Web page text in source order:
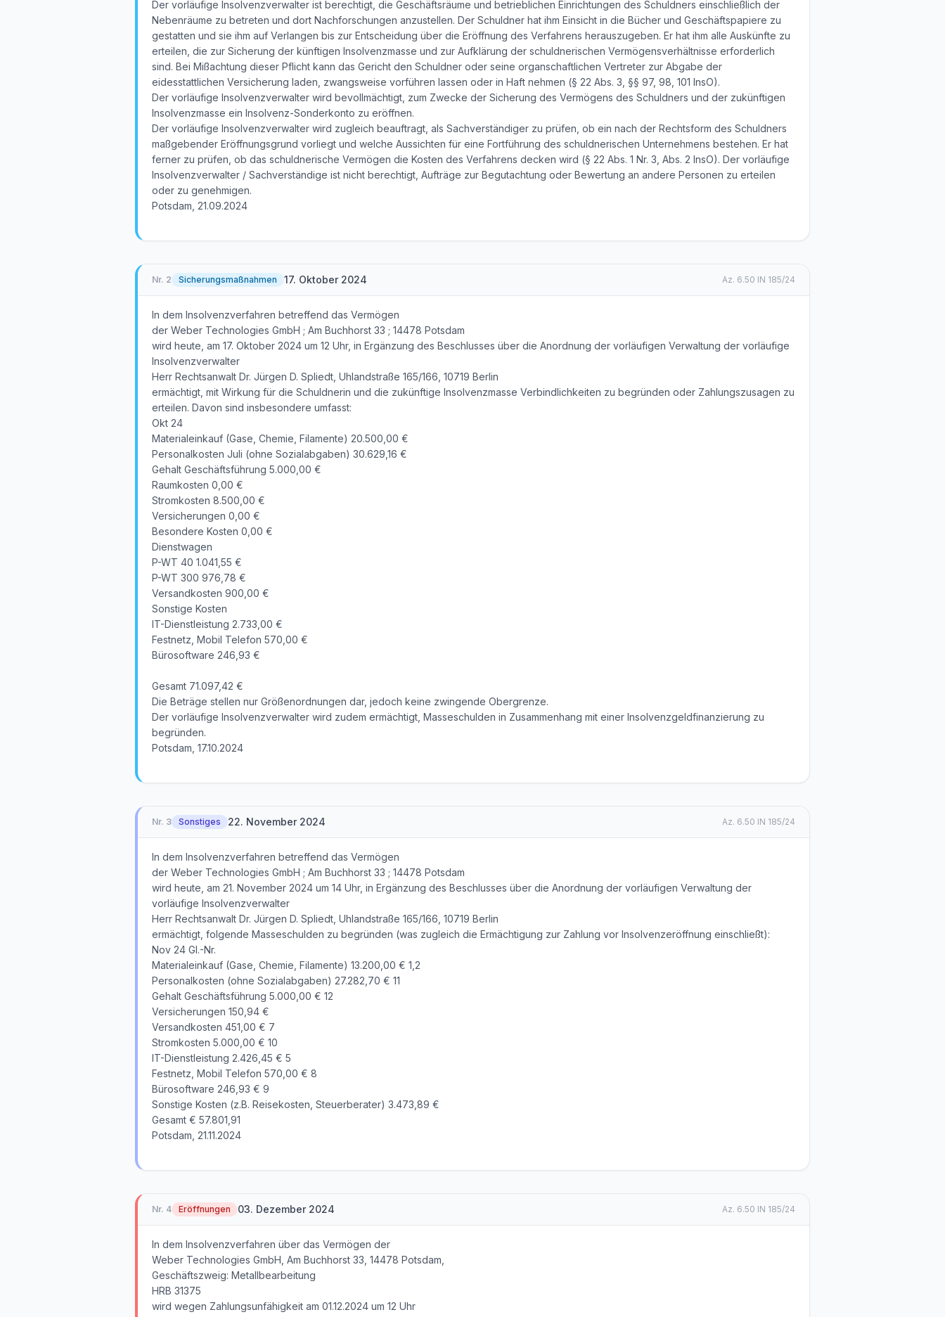
Der vorläufige Insolvenzverwalter ist berechtigt, die Geschäftsräume und betrieblichen Einrichtungen des Schuldners einschließlich der
Nebenräume zu betreten und dort Nachforschungen anzustellen. Der Schuldner hat ihm Einsicht in die Bücher und Geschäftspapiere zu
gestatten und sie ihm auf Verlangen bis zur Entscheidung über die Eröffnung des Verfahrens herauszugeben. Er hat ihm alle Auskünfte zu
erteilen, die zur Sicherung der künftigen Insolvenzmasse und zur Aufklärung der schuldnerischen Vermögensverhältnisse erforderlich
sind. Bei Mißachtung dieser Pflicht kann das Gericht den Schuldner oder seine organschaftlichen Vertreter zur Abgabe der
eidesstattlichen Versicherung laden, zwangsweise vorführen lassen oder in Haft nehmen (§ 22 Abs. 3, §§ 97, 98, 101 InsO).
Der vorläufige Insolvenzverwalter wird bevollmächtigt, zum Zwecke der Sicherung des Vermögens des Schuldners und der zukünftigen
Insolvenzmasse ein Insolvenz-Sonderkonto zu eröffnen.
Der vorläufige Insolvenzverwalter wird zugleich beauftragt, als Sachverständiger zu prüfen, ob ein nach der Rechtsform des Schuldners
maßgebender Eröffnungsgrund vorliegt und welche Aussichten für eine Fortführung des schuldnerischen Unternehmens bestehen. Er hat
ferner zu prüfen, ob das schuldnerische Vermögen die Kosten des Verfahrens decken wird (§ 22 Abs. 1 Nr. 3, Abs. 2 InsO). Der vorläufige
Insolvenzverwalter / Sachverständige ist nicht berechtigt, Aufträge zur Begutachtung oder Bewertung an andere Personen zu erteilen
oder zu genehmigen.
Potsdam, 21.09.2024
Nr. 2 Sicherungsmaßnahmen 17. Oktober 2024 Az. 6.50 IN 185/24
In dem Insolvenzverfahren betreffend das Vermögen
der Weber Technologies GmbH ; Am Buchhorst 33 ; 14478 Potsdam
wird heute, am 17. Oktober 2024 um 12 Uhr, in Ergänzung des Beschlusses über die Anordnung der vorläufigen Verwaltung der vorläufige
Insolvenzverwalter
Herr Rechtsanwalt Dr. Jürgen D. Spliedt, Uhlandstraße 165/166, 10719 Berlin
ermächtigt, mit Wirkung für die Schuldnerin und die zukünftige Insolvenzmasse Verbindlichkeiten zu begründen oder Zahlungszusagen zu
erteilen. Davon sind insbesondere umfasst:
Okt 24
Materialeinkauf (Gase, Chemie, Filamente) 20.500,00 €
Personalkosten Juli (ohne Sozialabgaben) 30.629,16 €
Gehalt Geschäftsführung 5.000,00 €
Raumkosten 0,00 €
Stromkosten 8.500,00 €
Versicherungen 0,00 €
Besondere Kosten 0,00 €
Dienstwagen
P-WT 40 1.041,55 €
P-WT 300 976,78 €
Versandkosten 900,00 €
Sonstige Kosten
IT-Dienstleistung 2.733,00 €
Festnetz, Mobil Telefon 570,00 €
Bürosoftware 246,93 €
Gesamt 71.097,42 €
Die Beträge stellen nur Größenordnungen dar, jedoch keine zwingende Obergrenze.
Der vorläufige Insolvenzverwalter wird zudem ermächtigt, Masseschulden in Zusammenhang mit einer Insolvenzgeldfinanzierung zu
begründen.
Potsdam, 17.10.2024
Nr. 3 Sonstiges 22. November 2024 Az. 6.50 IN 185/24
In dem Insolvenzverfahren betreffend das Vermögen
der Weber Technologies GmbH ; Am Buchhorst 33 ; 14478 Potsdam
wird heute, am 21. November 2024 um 14 Uhr, in Ergänzung des Beschlusses über die Anordnung der vorläufigen Verwaltung der
vorläufige Insolvenzverwalter
Herr Rechtsanwalt Dr. Jürgen D. Spliedt, Uhlandstraße 165/166, 10719 Berlin
ermächtigt, folgende Masseschulden zu begründen (was zugleich die Ermächtigung zur Zahlung vor Insolvenzeröffnung einschließt):
Nov 24 Gl.-Nr.
Materialeinkauf (Gase, Chemie, Filamente) 13.200,00 € 1,2
Personalkosten (ohne Sozialabgaben) 27.282,70 € 11
Gehalt Geschäftsführung 5.000,00 € 12
Versicherungen 150,94 €
Versandkosten 451,00 € 7
Stromkosten 5.000,00 € 10
IT-Dienstleistung 2.426,45 € 5
Festnetz, Mobil Telefon 570,00 € 8
Bürosoftware 246,93 € 9
Sonstige Kosten (z.B. Reisekosten, Steuerberater) 3.473,89 €
Gesamt € 57.801,91
Potsdam, 21.11.2024
Nr. 4 Eröffnungen 03. Dezember 2024 Az. 6.50 IN 185/24
In dem Insolvenzverfahren über das Vermögen der
Weber Technologies GmbH, Am Buchhorst 33, 14478 Potsdam,
Geschäftszweig: Metallbearbeitung
HRB 31375
wird wegen Zahlungsunfähigkeit am 01.12.2024 um 12 Uhr